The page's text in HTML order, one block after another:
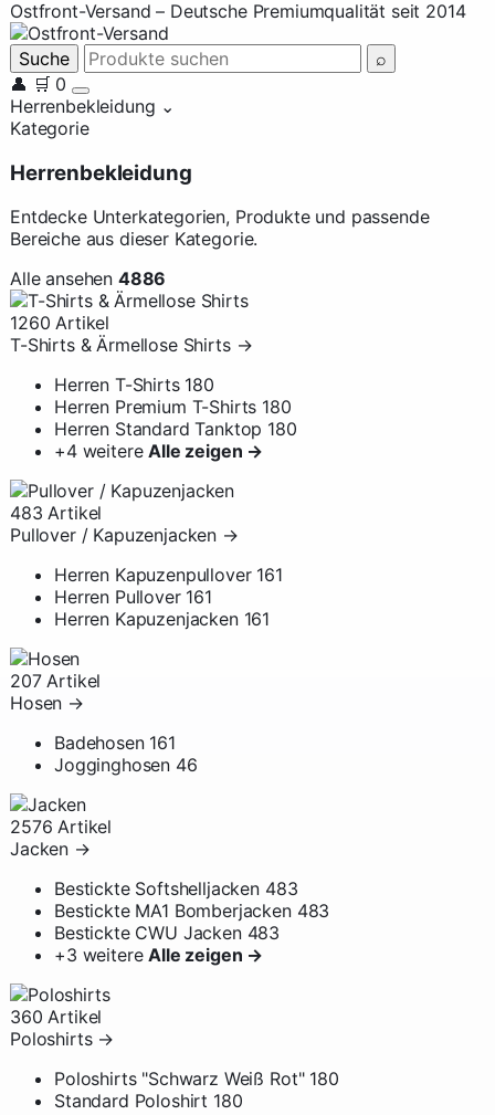
Ostfront-Versand – Deutsche Premiumqualität seit 2014
Suche
⌕
👤 🛒 0
Herrenbekleidung ⌄
Kategorie
Herrenbekleidung
Entdecke Unterkategorien, Produkte und passende
Bereiche aus dieser Kategorie.
Alle ansehen 4886
1260 Artikel
T-Shirts & Ärmellose Shirts →
Herren T-Shirts 180
Herren Premium T-Shirts 180
Herren Standard Tanktop 180
+4 weitere Alle zeigen →
483 Artikel
Pullover / Kapuzenjacken →
Herren Kapuzenpullover 161
Herren Pullover 161
Herren Kapuzenjacken 161
207 Artikel
Hosen →
Badehosen 161
Jogginghosen 46
2576 Artikel
Jacken →
Bestickte Softshelljacken 483
Bestickte MA1 Bomberjacken 483
Bestickte CWU Jacken 483
+3 weitere Alle zeigen →
360 Artikel
Poloshirts →
Poloshirts "Schwarz Weiß Rot" 180
Standard Poloshirt 180